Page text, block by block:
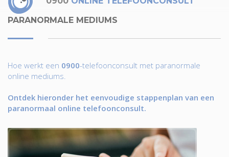
PARANORMALE MEDIUMS
Hoe werkt een 0900-telefoonconsult met paranormale
online mediums.
Ontdek hieronder het eenvoudige stappenplan van een
paranormaal online telefoonconsult.